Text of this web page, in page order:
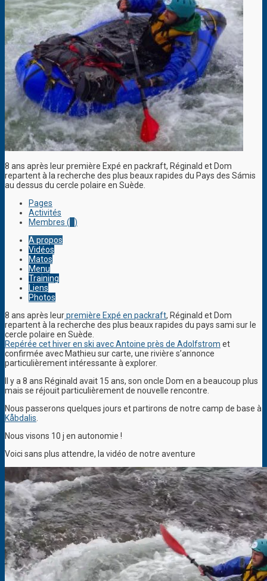
8 ans après leur première Expé en packraft, Réginald et Dom
repartent à la recherche des plus beaux rapides du Pays des Sámis
au dessus du cercle polaire en Suède.
Pages
Activités
Membres ( )
A propos
Vidéos
Matos
Menu
Training
Liens
Photos
8 ans après leurpremière Expé en packraft, Réginald et Dom
repartent à la recherche des plus beaux rapides du pays sami sur le
cercle polaire en Suède.
Repérée cet hiver en ski avec Antoine près de Adolfstrom et
confirmée avec Mathieu sur carte, une rivière s’annonce
particulièrement intéressante à explorer.
Il y a 8 ans Réginald avait 15 ans, son oncle Dom en a beaucoup plus
mais se réjouit particulièrement de nouvelle rencontre.
Nous passerons quelques jours et partirons de notre camp de base à
Kåbdalis
Nous visons 10 j en autonomie !
Voici sans plus attendre, la vidéo de notre aventure